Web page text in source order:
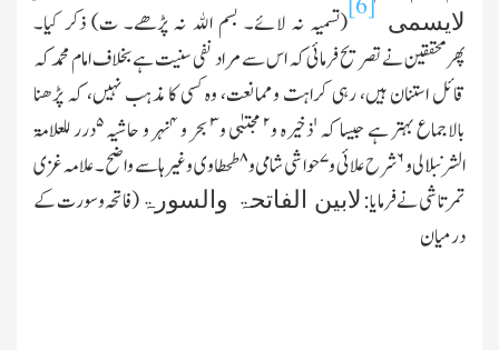
لایسمی [6](تسمیہ نہ لائے۔ بسم اﷲ نہ پڑھے۔ ت) ذکر کیا۔
پھرمحققین نے تصریح فرمائی کہ اس سے مراد نفی سنیت ہے بخلاف امام محمد کہ
قائل استنان ہیں، رہی کراہت وممانعت، وہ کسی کا مذہب نہیں، کہ پڑھنا
بالاجماع بہتر ہے جیسا کہ۱ذخیرہ و۲ مجتبٰی و۳بحر و۴نہر و حاشیہ۵درر للعلامۃ
الشرنبلالی و۶شرح علائی و۷حواشی شامی و۸طحطاوی وغیرہا سے واضح۔ علامہ غزی
تمرتاشی نے فرمایا: لابین الفاتحۃ والسورۃ (فاتحہ وسورت کے
درمیان